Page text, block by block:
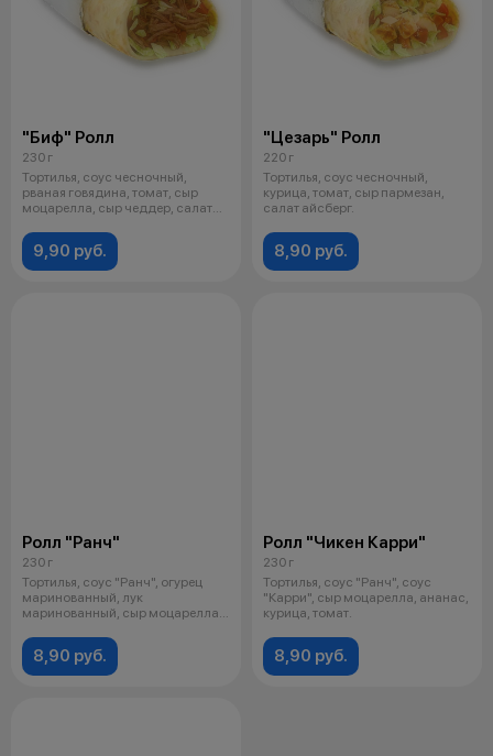
"Биф" Ролл
230 г
Тортилья, соус чесночный,
рваная говядина, томат, сыр
моцарелла, сыр чеддер, салат
9,90 руб.
"Цезарь" Ролл
220 г
Тортилья, соус чесночный,
курица, томат, сыр пармезан,
салат айсберг.
8,90 руб.
Ролл "Ранч"
230 г
Тортилья, соус "Ранч", огурец
маринованный, лук
маринованный, сыр моцарелла,
8,90 руб.
Ролл "Чикен Карри"
230 г
Тортилья, соус "Ранч", соус
"Карри", сыр моцарелла, ананас,
курица, томат.
8,90 руб.